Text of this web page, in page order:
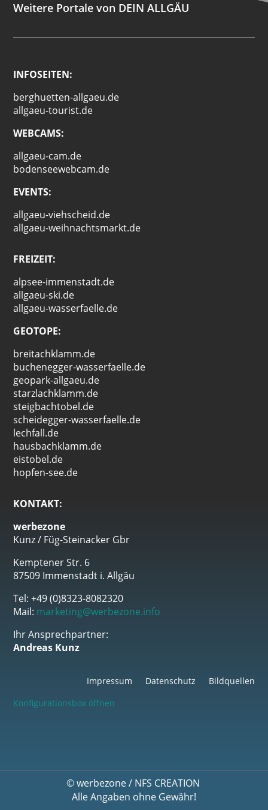
Weitere Portale von DEIN ALLGÄU
INFOSEITEN:
berghuetten-allgaeu.de
allgaeu-tourist.de
WEBCAMS:
allgaeu-cam.de
bodenseewebcam.de
EVENTS:
allgaeu-viehscheid.de
allgaeu-weihnachtsmarkt.de
FREIZEIT:
alpsee-immenstadt.de
allgaeu-ski.de
allgaeu-wasserfaelle.de
GEOTOPE:
breitachklamm.de
buchenegger-wasserfaelle.de
geopark-allgaeu.de
starzlachklamm.de
steigbachtobel.de
scheidegger-wasserfaelle.de
lechfall.de
hausbachklamm.de
eistobel.de
hopfen-see.de
KONTAKT:
werbezone
Kunz / Füg-Steinacker Gbr
Kemptener Str. 6
87509 Immenstadt i. Allgäu
Tel: +49 (0)8323-8082320
Mail: marketing@werbezone.info
Ihr Ansprechpartner:
Andreas Kunz
Impressum Datenschutz
Bildquellen
Konfigurationsbox öffnen
©werbezone/ NFS CREATION
Alle Angaben ohne Gewähr!